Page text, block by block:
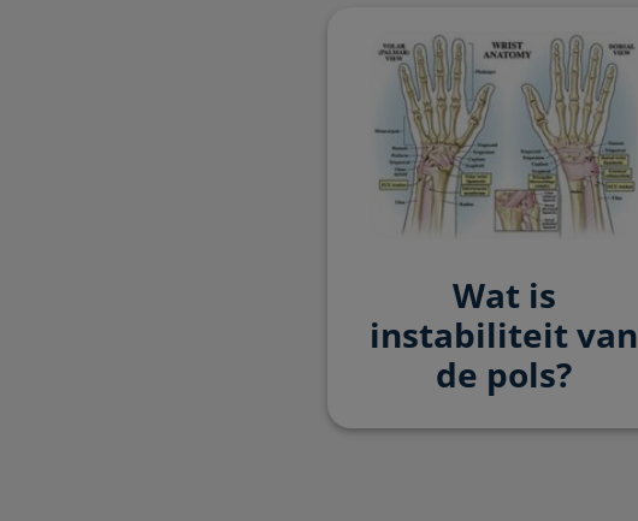
Wat is
instabiliteit van
de pols?